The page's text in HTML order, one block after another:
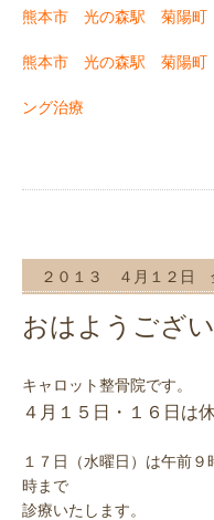
熊本市 光の森駅 菊陽町
熊本市 光の森駅 菊陽
ング治療
２０１３ ４月１２日
おはようござい
キャロット整骨院です。
４月１５日・１６日は
１７日（水曜日）は午前
時まで
診療いたします。